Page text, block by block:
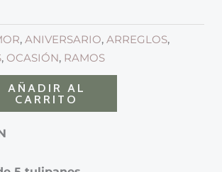
,ANIVERSARIO,ARREGLOS,
, OCASIÓN, RAMOS
AÑADIR AL
CARRITO